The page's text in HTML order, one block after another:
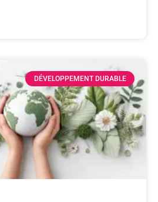
DÉVELOPPEMENT DURABLE